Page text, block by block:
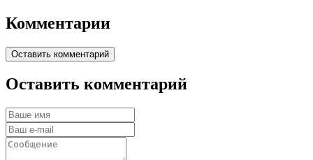
Комментарии
Оставить комментарий
Оставить комментарий